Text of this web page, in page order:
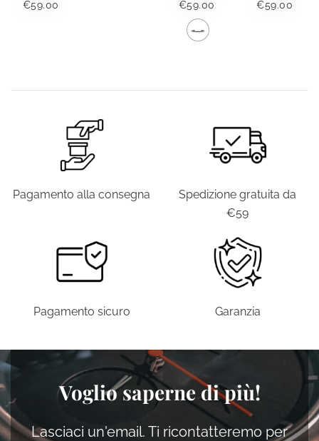
€59.00 €59.00
ha
varianti.
opzioni
pagina
€59.00
Pagamento alla consegna
Spedizione gratuita da
€59
Pagamento sicuro Garanzia
Voglio saperne di più!
Lasciaci un'email. Ti ricontatteremo per